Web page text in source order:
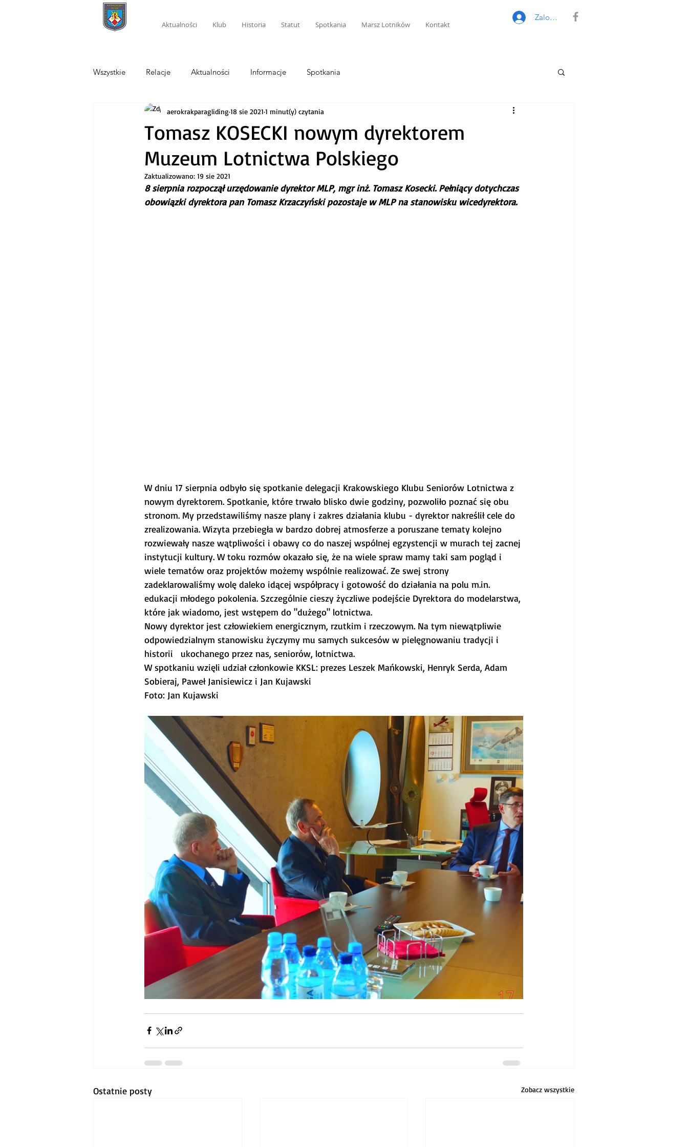
Aktualności Klub Historia Statut Spotkania Marsz Lotników Kontakt
Zaloguj się
Wszystkie Relacje Aktualności Informacje Spotkania
Tomasz KOSECKI nowym dyrektorem
Muzeum Lotnictwa Polskiego
aerokrakparagliding 18 sie 2021 1 minut(y) czytania
Zaktualizowano: 19 sie 2021
8 sierpnia rozpoczął urzędowanie dyrektor MLP, mgr inż. Tomasz Kosecki. Pełniący dotychczas
obowiązki dyrektora pan Tomasz Krzaczyński pozostaje w MLP na stanowisku wicedyrektora.
W dniu 17 sierpnia odbyło się spotkanie delegacji Krakowskiego Klubu Seniorów Lotnictwa z
nowym dyrektorem. Spotkanie, które trwało blisko dwie godziny, pozwoliło poznać się obu
stronom. My przedstawiliśmy nasze plany i zakres działania klubu - dyrektor nakreślił cele do
zrealizowania. Wizyta przebiegła w bardzo dobrej atmosferze a poruszane tematy kolejno
rozwiewały nasze wątpliwości i obawy co do naszej wspólnej egzystencji w murach tej zacnej
instytucji kultury. W toku rozmów okazało się, że na wiele spraw mamy taki sam pogląd i
wiele tematów oraz projektów możemy wspólnie realizować. Ze swej strony
zadeklarowaliśmy wolę daleko idącej współpracy i gotowość do działania na polu m.in.
edukacji młodego pokolenia. Szczególnie cieszy życzliwe podejście Dyrektora do modelarstwa,
które jak wiadomo, jest wstępem do "dużego" lotnictwa.
Nowy dyrektor jest człowiekiem energicznym, rzutkim i rzeczowym. Na tym niewątpliwie
odpowiedzialnym stanowisku życzymy mu samych sukcesów w pielęgnowaniu tradycji i
historii   ukochanego przez nas, seniorów, lotnictwa.
W spotkaniu wzięli udział członkowie KKSL: prezes Leszek Mańkowski, Henryk Serda, Adam
Sobieraj, Paweł Janisiewicz i Jan Kujawski
Foto: Jan Kujawski
Ostatnie posty Zobacz wszystkie